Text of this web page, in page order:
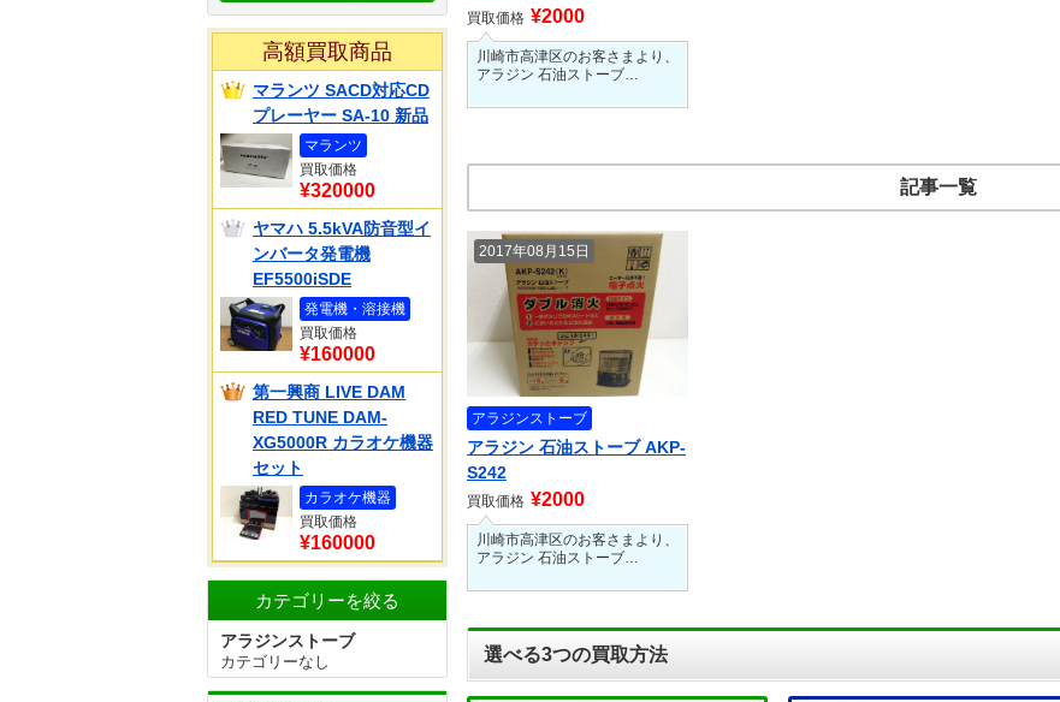
買取価格 ¥2000
川崎市高津区のお客さまより、
アラジン 石油ストーブ…
記事一覧
2017年08月15日
アラジンストーブ
アラジン 石油ストーブ AKP-
S242
買取価格 ¥2000
川崎市高津区のお客さまより、
アラジン 石油ストーブ…
選べる3つの買取方法
高額買取商品
マランツ SACD対応CD
プレーヤー SA-10 新品
マランツ
買取価格
¥320000
ヤマハ 5.5kVA防音型イ
ンバータ発電機
EF5500iSDE
発電機・溶接機
買取価格
¥160000
第一興商 LIVE DAM
RED TUNE DAM-
XG5000R カラオケ機器
セット
カラオケ機器
買取価格
¥160000
カテゴリーを絞る
アラジンストーブ
カテゴリーなし